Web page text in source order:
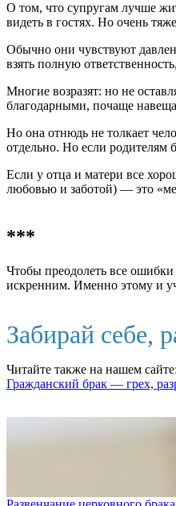
О том, что супругам лучше
видеть в гостях. Но очень
Обычно они чувствуют
взять полную
Многие возразят: но не
благодарными, почаще
Но она отнюдь не толкает
отдельно. Но если родителям
Если у отца и матери все
любовью и заботой) — это
***
Чтобы преодолеть все
искренним. Именно этому и
Забирай себе,
Читайте также на нашем сайте:
Гражданский брак — грех,